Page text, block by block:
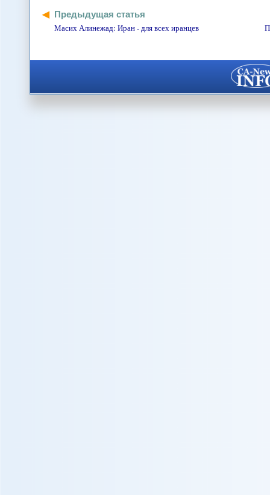
Предыдущая статья
Масих Алинежад: Иран - для всех иранцев